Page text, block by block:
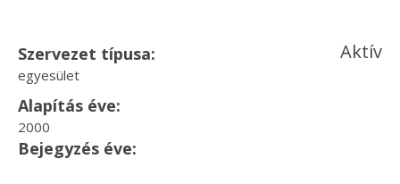
Szervezet típusa:
egyesület
Aktív
Alapítás éve:
2000
Bejegyzés éve: